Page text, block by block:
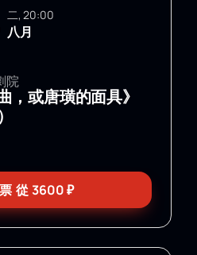
二, 20:00
八月
院
，或唐璜的面具》
從3600₽